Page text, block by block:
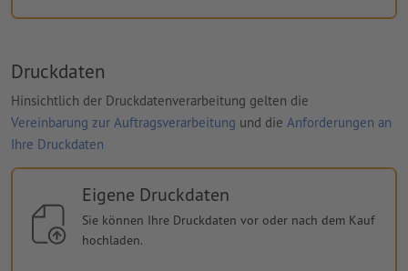
Druckdaten
Hinsichtlich der Druckdatenverarbeitung gelten die
Vereinbarung zur Auftragsverarbeitung und die Anforderungen an
Ihre Druckdaten
Eigene Druckdaten
Sie können Ihre Druckdaten vor oder nach dem Kauf
hochladen.